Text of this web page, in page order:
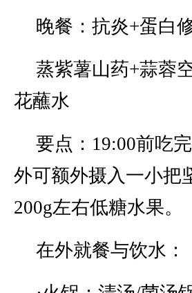
晚餐：抗炎+蛋白
蒸紫薯山药+蒜蓉
花蘸水
要点：19:00前吃
外可额外摄入一小把
200g左右低糖水果。
在外就餐与饮水：